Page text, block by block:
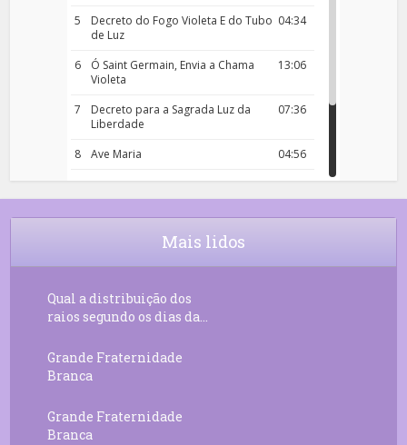
5
04:34
Decreto do Fogo Violeta E do Tubo
de Luz
6
13:06
Ó Saint Germain, Envia a Chama
Violeta
7
07:36
Decreto para a Sagrada Luz da
Liberdade
8
04:56
Ave Maria
9
18:00
Rosário da Criança
10
04:43
Decreto 50.03 – Diante da Vossa
Mais lidos
Qual a distribuição dos
raios segundo os dias da...
Grande Fraternidade
Branca
Grande Fraternidade
Branca